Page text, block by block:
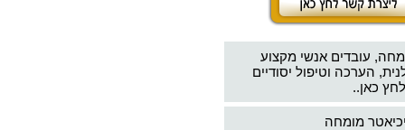
עובדים אנשי מקצוע
הערכה וטיפול יסודיים
כאן..
מומחה